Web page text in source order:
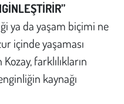
ya da yaşam biçimi ne
içinde yaşaması
farklılıkların
kaynağı